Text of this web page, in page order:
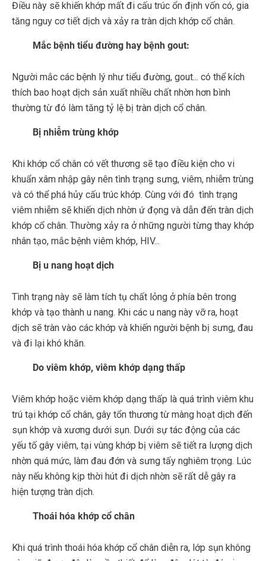
Điều này sẽ khiến khớp mất đi cấu trúc ổn định vốn có, gia
tăng nguy cơ tiết dịch và xảy ra tràn dịch khớp cổ chân.
Mắc bệnh tiểu đường hay bệnh gout:
Người mắc các bệnh lý như tiểu đường, gout... có thể kích
thích bao hoạt dịch sản xuất nhiều chất nhờn hơn bình
thường từ đó làm tăng tỷ lệ bị tràn dịch cổ chân.
Bị nhiễm trùng khớp
Khi khớp cổ chân có vết thương sẽ tạo điều kiện cho vi
khuẩn xâm nhập gây nên tình trạng sưng, viêm, nhiễm trùng
và có thể phá hủy cấu trúc khớp. Cùng với đó tình trạng
viêm nhiễm sẽ khiến dịch nhờn ứ đọng và dẫn đến tràn dịch
khớp cổ chân. Thường xảy ra ở những người từng thay khớp
nhân tạo, mắc bệnh viêm khớp, HIV...
Bị u nang hoạt dịch
Tình trạng này sẽ làm tích tụ chất lỏng ở phía bên trong
khớp và tạo thành u nang. Khi các u nang này vỡ ra, hoạt
dịch sẽ tràn vào các khớp và khiến người bệnh bị sưng, đau
và đi lại khó khăn.
Do viêm khớp, viêm khớp dạng thấp
Viêm khớp hoặc viêm khớp dạng thấp là quá trình viêm khu
trú tại khớp cổ chân, gây tổn thương từ màng hoạt dịch đến
sụn khớp và xương dưới sụn. Dưới sự tác động của các
yếu tố gây viêm, tại vùng khớp bị viêm sẽ tiết ra lượng dịch
nhờn quá mức, làm đau đớn và sưng tấy nghiêm trọng. Lúc
này nếu không kịp thời hút đi dịch nhờn sẽ rất dễ gây ra
hiện tượng tràn dịch.
Thoái hóa khớp cổ chân
Khi quá trình thoái hóa khớp cổ chân diễn ra, lớp sụn không